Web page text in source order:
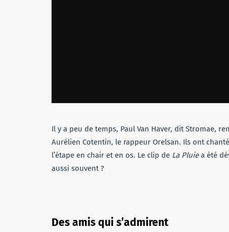
Il y a peu de temps, Paul Van Haver, dit Stromae,
Aurélien Cotentin, le rappeur Orelsan. Ils ont chanté
l’étape en chair et en os. Le clip de La Pluiea été
aussi souvent ?
Des amis qui s’admirent